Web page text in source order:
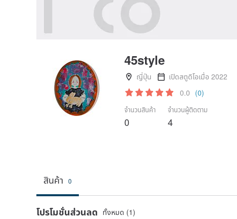
45style
ญี่ปุ่น
เปิดสตูดิโอเมื่อ 2022
0.0 (0)
จำนวนสินค้า
0
จำนวนผู้ติดตาม
4
สินค้า 0
โปรโมชั่นส่วนลด ทั้งหมด (1)